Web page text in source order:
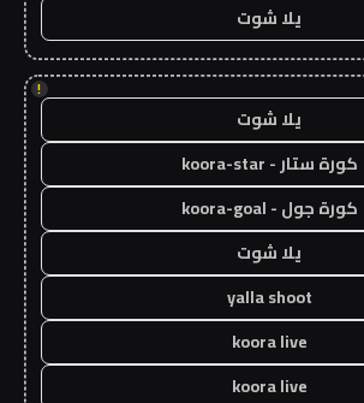
يلا شوت
!
يلا شوت
كورة ستار - koora-star
كورة جول - koora-goal
يلا شوت
yalla shoot
koora live
koora live